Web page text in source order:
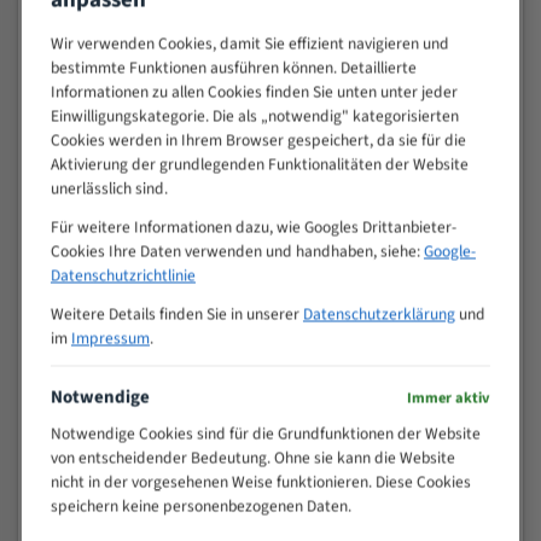
Selbstabholung entfallen die Versandkosten.
Lieferungen in die Schweiz (Nicht-EU):Bei Lieferungen
in Länder außerhalb der EU können zusätzlichZölle,
Einfuhrumsatzsteuer und weitere Abgabenanfallen.
Diese sind vom Kunden zu tragen und werden nicht von
uns erhoben. Bitte informieren Sie sich vorab bei den
zuständigen Zoll- und Steuerbehörden Ihres Landes.
Für die Zollabwicklung übermitteln wir die
erforderlichen Angaben an unseren
Versanddienstleister und die Zollbehörden.
Verbrauchern steht grundsätzlich ein gesetzliches
Widerrufsrecht zu. Die Einzelheiten entnehmen Sie bitte
unsererWiderrufsbelehrung .
Wichtiger Hinweis – Ausschluss des Widerrufsrechts:
Wir verwenden Cookies, damit Sie effizient navigieren und
bestimmte Funktionen ausführen können. Detaillierte
Informationen zu allen Cookies finden Sie unten unter jeder
Einwilligungskategorie. Die als „notwendig" kategorisierten
Cookies werden in Ihrem Browser gespeichert, da sie für die
Aktivierung der grundlegenden Funktionalitäten der Website
unerlässlich sind.
Für weitere Informationen dazu, wie Googles Drittanbieter-
Cookies Ihre Daten verwenden und handhaben, siehe:Google-
Datenschutzrichtlinie
Weitere Details finden Sie in unserer Datenschutzerklärungund
im Impressum.
Notwendige Immer aktiv
Notwendige Cookies sind für die Grundfunktionen der Website
von entscheidender Bedeutung. Ohne sie kann die Website
nicht in der vorgesehenen Weise funktionieren. Diese Cookies
speichern keine personenbezogenen Daten.